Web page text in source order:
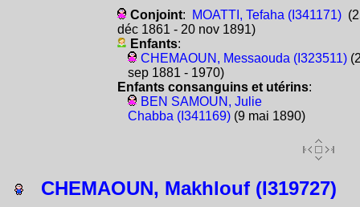
Conjoint: MOATTI, Tefaha (I341171)
déc 1861 - 20 nov 1891)
Enfants:
CHEMAOUN, Messaouda (I323511)
sep 1881 - 1970)
Enfants consanguins et utérins:
BEN SAMOUN, Julie
Chabba (I341169)(9 mai 1890)
CHEMAOUN, Makhlouf (I319727)